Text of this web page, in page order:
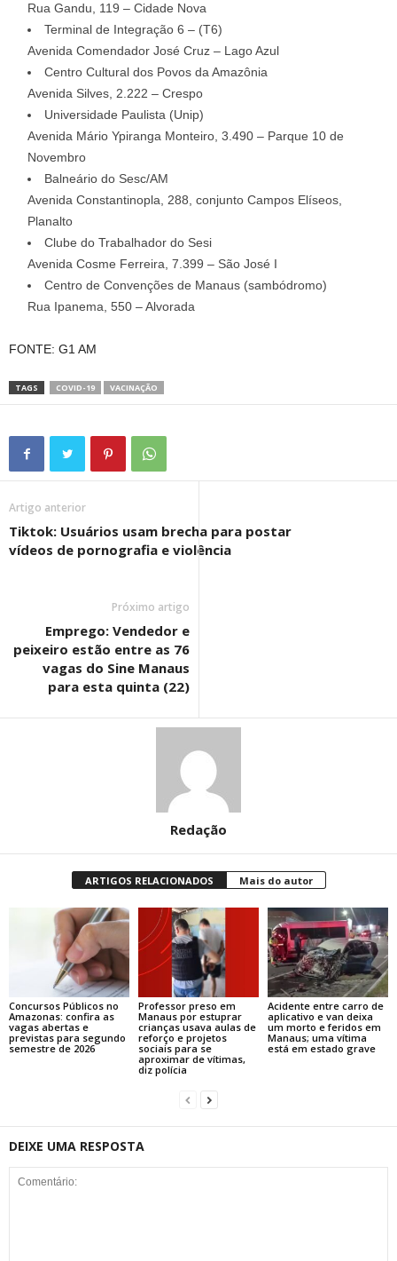
Rua Gandu, 119 – Cidade Nova
Terminal de Integração 6 – (T6)
Avenida Comendador José Cruz – Lago Azul
Centro Cultural dos Povos da Amazônia
Avenida Silves, 2.222 – Crespo
Universidade Paulista (Unip)
Avenida Mário Ypiranga Monteiro, 3.490 – Parque 10 de
Novembro
Balneário do Sesc/AM
Avenida Constantinopla, 288, conjunto Campos Elíseos,
Planalto
Clube do Trabalhador do Sesi
Avenida Cosme Ferreira, 7.399 – São José I
Centro de Convenções de Manaus (sambódromo)
Rua Ipanema, 550 – Alvorada
FONTE: G1 AM
TAGS COVID-19 VACINAÇÃO
Artigo anterior
Tiktok: Usuários usam brecha para postar
vídeos de pornografia e violência
Próximo artigo
Emprego: Vendedor e
peixeiro estão entre as 76
vagas do Sine Manaus
para esta quinta (22)
Redação
ARTIGOS RELACIONADOS Mais do autor
Concursos Públicos no
Amazonas: confira as
vagas abertas e
previstas para segundo
semestre de 2026
Professor preso em
Manaus por estuprar
crianças usava aulas de
reforço e projetos
sociais para se
aproximar de vítimas,
diz polícia
Acidente entre carro de
aplicativo e van deixa
um morto e feridos em
Manaus; uma vítima
está em estado grave
DEIXE UMA RESPOSTA